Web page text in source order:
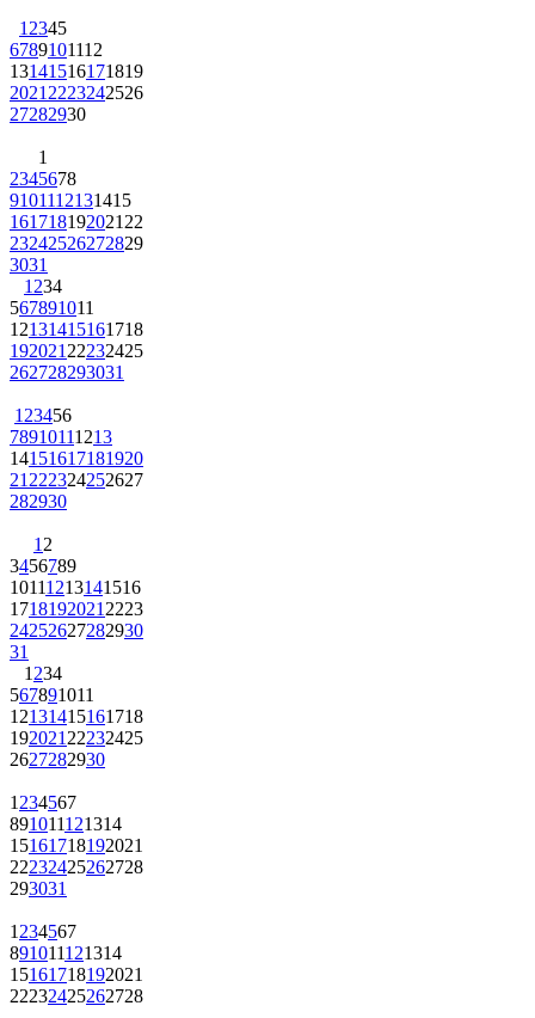
1 2345
6789101112
13141516171819
2021 2223242526
27282930
1
2345678
9101112131415
161718192021 22
23242526272829
3031
1 234
567891011
12131415161718
192021 22232425
262728293031
1 23456
78910111213
14151617181920
21 222324252627
282930
1 2
3456789
10111213141516
1718192021 2223
24252627282930
31
1 234
567891011
12131415161718
192021 22232425
2627282930
1 234567
891011121314
15161718192021
22232425262728
293031
1 234567
891011121314
15161718192021
22232425262728